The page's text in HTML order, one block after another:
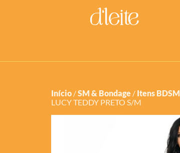
Início /SM & Bondage / Itens BDSM
LUCY TEDDY PRETO S/M